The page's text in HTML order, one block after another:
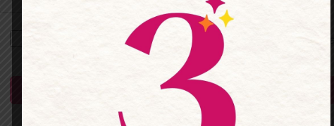
Mantenerme conectado ¿Olvidaste la
Acceder